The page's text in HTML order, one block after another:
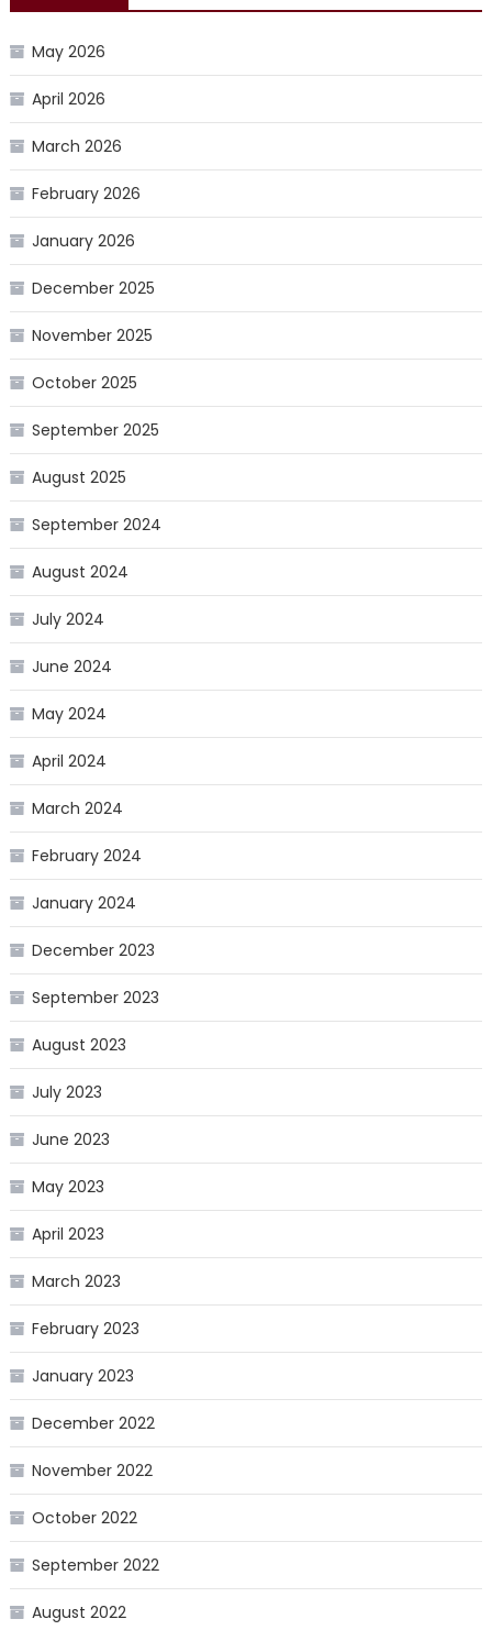
May 2026
April 2026
March 2026
February 2026
January 2026
December 2025
November 2025
October 2025
September 2025
August 2025
September 2024
August 2024
July 2024
June 2024
May 2024
April 2024
March 2024
February 2024
January 2024
December 2023
September 2023
August 2023
July 2023
June 2023
May 2023
April 2023
March 2023
February 2023
January 2023
December 2022
November 2022
October 2022
September 2022
August 2022